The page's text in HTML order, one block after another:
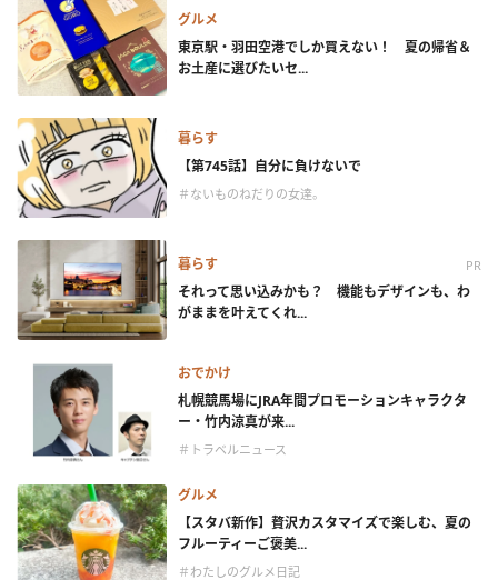
グルメ
東京駅・羽田空港でしか買えない！ 夏の帰省＆
お土産に選びたいセ...
暮らす
【第745話】自分に負けないで
＃ないものねだりの女達。
暮らす PR
それって思い込みかも？ 機能もデザインも、わ
がままを叶えてくれ...
おでかけ
札幌競馬場にJRA年間プロモーションキャラクタ
ー・竹内涼真が来...
＃トラベルニュース
グルメ
【スタバ新作】贅沢カスタマイズで楽しむ、夏の
フルーティーご褒美...
＃わたしのグルメ日記